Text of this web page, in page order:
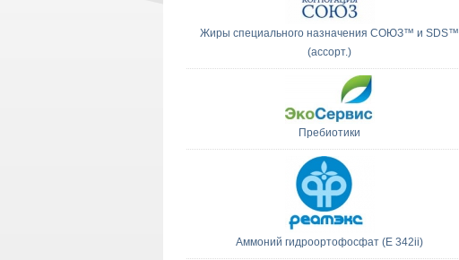
Жиры специального назначения СОЮЗ™ и SDS™
(ассорт.)
Пребиотики
Аммоний гидроортофосфат (E 342ii)